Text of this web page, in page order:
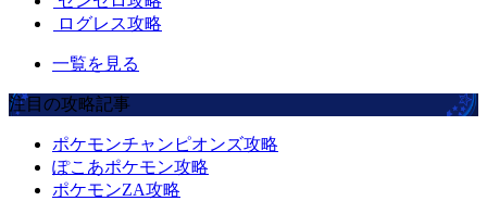
ログレス攻略
一覧を見る
注目の攻略記事
ポケモンチャンピオンズ攻略
ぽこあポケモン攻略
ポケモンZA攻略